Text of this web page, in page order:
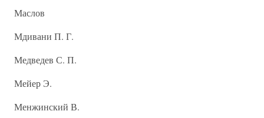
Маслов
Мдивани П. Г.
Медведев С. П.
Мейер Э.
Менжинский В.